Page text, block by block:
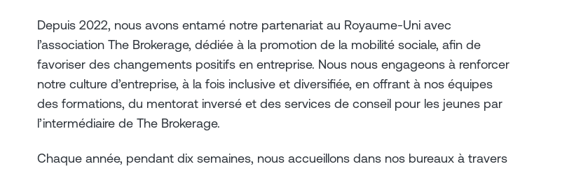
Depuis 2022, nous avons entamé notre partenariat au Royaume-Uni avec
l’association The Brokerage, dédiée à la promotion de la mobilité sociale, afin de
favoriser des changements positifs en entreprise. Nous nous engageons à renforcer
notre culture d’entreprise, à la fois inclusive et diversifiée, en offrant à nos équipes
des formations, du mentorat inversé et des services de conseil pour les jeunes par
l’intermédiaire de The Brokerage.
Chaque année, pendant dix semaines, nous accueillons dans nos bureaux à travers